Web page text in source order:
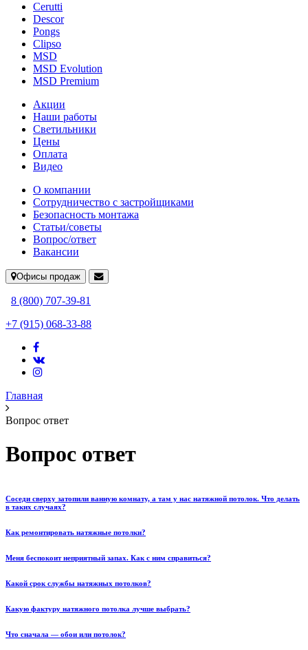
Cerutti
Descor
Pongs
Clipso
MSD
MSD Evolution
MSD Premium
Акции
Наши работы
Светильники
Цены
Оплата
Видео
О компании
Сотрудничество с застройщиками
Безопасность монтажа
Статьи/советы
Вопрос/ответ
Вакансии
Офисы продаж
8 (800) 707-39-81
+7 (915) 068-33-88
Главная
Вопрос ответ
Вопрос ответ
Соседи сверху затопили ванную комнату, а там у нас натяжной потолок. Что делать
в таких случаях?
Как ремонтировать натяжные потолки?
Меня беспокоит неприятный запах. Как с ним справиться?
Какой срок службы натяжных потолков?
Какую фактуру натяжного потолка лучше выбрать?
Что сначала — обои или потолок?